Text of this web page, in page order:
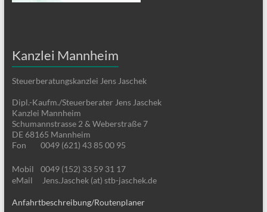
Kanzlei Mannheim
Steuerberatungskanzlei Jens Jaschek
Dipl.-Kaufm./Steuerberater Jens Jaschek
Kanzlei Mannheim
Schumannstrasse 2 & Weberstraße 7
DE 68165 Mannheim
Fon
0049 (621) 43 85 00 95
Mobil
0049 (152) 33 59 31 17
eMail
Jens.Jaschek (at) stb-jaschek.de
Anfahrtbeschreibung/Routenplaner